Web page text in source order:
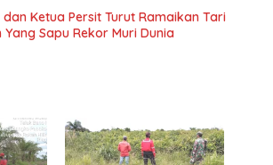
Ketua Persit Turut Ramaikan Tari
Sapu Rekor Muri Dunia